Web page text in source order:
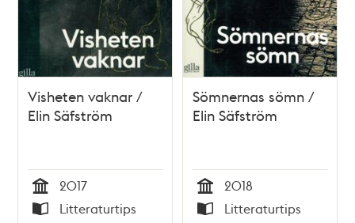
Visheten vaknar /
Elin Säfström
Tid
2017
Litteraturtips
Sömnernas sömn /
Elin Säfström
Tid
2018
Litteraturtips